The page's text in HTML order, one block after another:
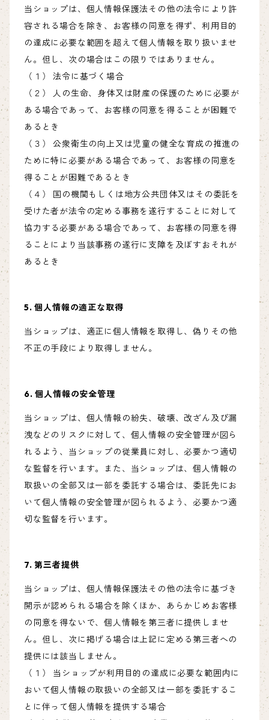
当ショップは、個人情報保護法その他の法令により許
容される場合を除き、お客様の同意を得ず、利用目的
の達成に必要な範囲を超えて個人情報を取り扱いませ
ん。但し、次の場合はこの限りではありません。
（１） 法令に基づく場合
（２） 人の生命、身体又は財産の保護のために必要が
ある場合であって、お客様の同意を得ることが困難で
あるとき
（３） 公衆衛生の向上又は児童の健全な育成の推進の
ために特に必要がある場合であって、お客様の同意を
得ることが困難であるとき
（４） 国の機関もしくは地方公共団体又はその委託を
受けた者が法令の定める事務を遂行することに対して
協力する必要がある場合であって、お客様の同意を得
ることにより当該事務の遂行に支障を及ぼすおそれが
あるとき
5. 個人情報の適正な取得
当ショップは、適正に個人情報を取得し、偽りその他
不正の手段により取得しません。
6. 個人情報の安全管理
当ショップは、個人情報の紛失、破壊、改ざん及び漏
洩などのリスクに対して、個人情報の安全管理が図ら
れるよう、当ショップの従業員に対し、必要かつ適切
な監督を行います。また、当ショップは、個人情報の
取扱いの全部又は一部を委託する場合は、委託先にお
いて個人情報の安全管理が図られるよう、必要かつ適
切な監督を行います。
7. 第三者提供
当ショップは、個人情報保護法その他の法令に基づき
開示が認められる場合を除くほか、あらかじめお客様
の同意を得ないで、個人情報を第三者に提供しませ
ん。但し、次に掲げる場合は上記に定める第三者への
提供には該当しません。
（１） 当ショップが利用目的の達成に必要な範囲内に
おいて個人情報の取扱いの全部又は一部を委託するこ
とに伴って個人情報を提供する場合